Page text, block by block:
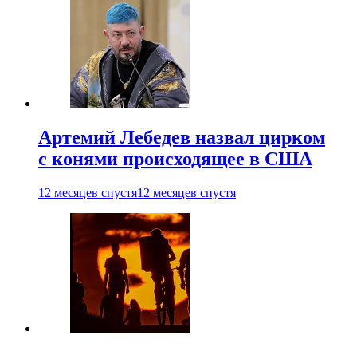
Артемий Лебедев назвал цирком
с конями происходящее в США
12 месяцев спустя12 месяцев спустя